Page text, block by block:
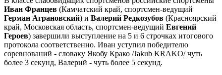
Иван Францев (Камчатский край, спортсмен-ведущий
Герман Аграновский) и Валерий Редкозубов (Красноярский
край, Московская область, спортсмен-ведущий Евгений
Героев) завершили выступление на 5 и 6 строчках итогового
протокола соответственно. Иван уступил победителю
соревнований - словаку Якобу Крако /Jakub KRAKO/ чуть
более 3 секунд, Валерий - чуть более 5 секунд.